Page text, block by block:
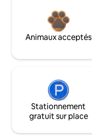
Animaux acceptés
Stationnement
gratuit sur place